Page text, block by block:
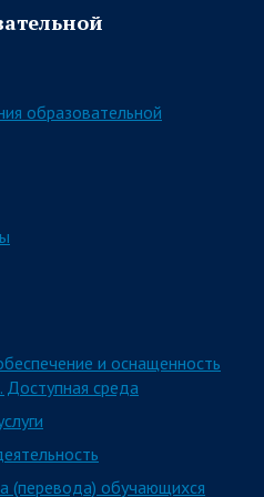
образовательной
и оснащенность
Доступная среда
(перевода) обучающихся